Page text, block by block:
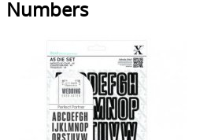
Lijm - Tape - Magneten
Papier - karton - enveloppen
Kaarten maken - Scrapbook
Mijn account
Video's
Numbers